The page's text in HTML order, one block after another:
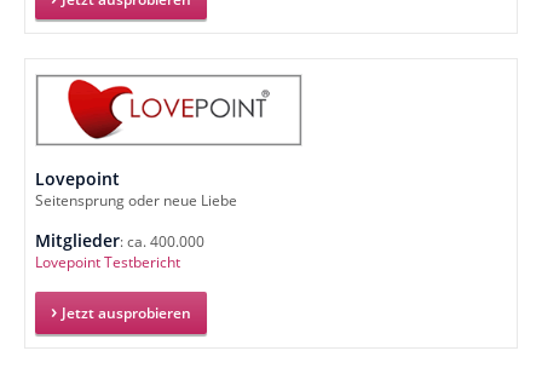
Lovepoint
Seitensprung oder neue Liebe
Mitglieder: ca. 400.000
Lovepoint Testbericht
Jetzt ausprobieren